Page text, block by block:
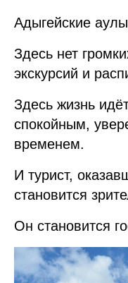
Адыгейские
Здесь нет
экскурсий и
Здесь жизнь
спокойным,
временем.
И турист,
становится
Он становится